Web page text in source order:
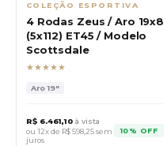
COLEÇÃO ESPORTIVA
4 Rodas Zeus / Aro 19x8
(5x112) ET45 / Modelo
Scottsdale
★★★★★
Aro19"
R$ 6.461,10 à vista
ou 12x de R$598,25sem
juros
10% OFF